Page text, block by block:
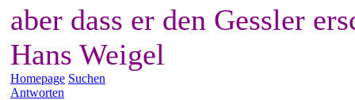
aber dass er den Gessler
Hans Weigel
Homepage Suchen
Antworten